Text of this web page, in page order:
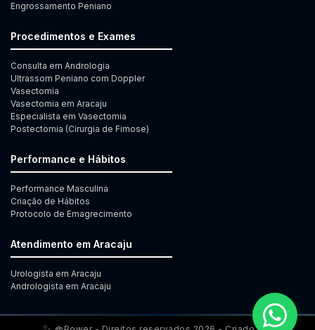
Engrossamento Peniano
Procedimentos e Exames
Consulta em Andrologia
Ultrassom Peniano com Doppler
Vasectomia
Vasectomia em Aracaju
Especialista em Vasectomia
Postectomia (Cirurgia de Fimose)
Performance e Hábitos
Performance Masculina
Criação de Hábitos
Protocolo de Emagrecimento
Atendimento em Aracaju
Urologista em Aracaju
Andrologista em Aracaju